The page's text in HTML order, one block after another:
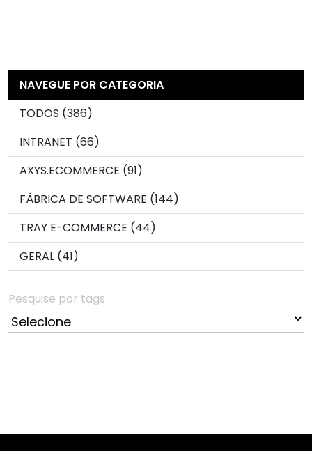
NAVEGUE POR CATEGORIA
TODOS (386)
INTRANET (66)
AXYS.ECOMMERCE (91)
FÁBRICA DE SOFTWARE (144)
TRAY E-COMMERCE (44)
GERAL (41)
Pesquise por tags